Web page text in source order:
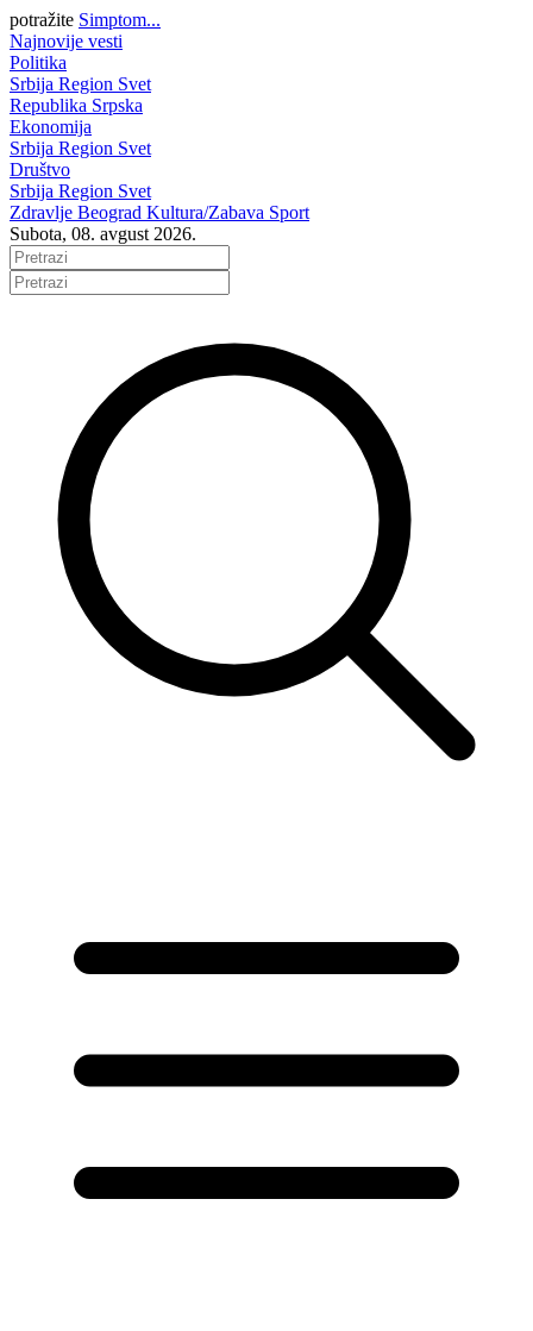
potražite Simptom...
Najnovije vesti
Politika
Srbija Region Svet
Republika Srpska
Ekonomija
Srbija Region Svet
Društvo
Srbija Region Svet
Zdravlje Beograd Kultura/Zabava Sport
Subota, 08. avgust 2026.